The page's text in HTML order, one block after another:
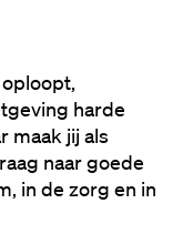
harde
maak jij als
naar goede
in de zorg en in